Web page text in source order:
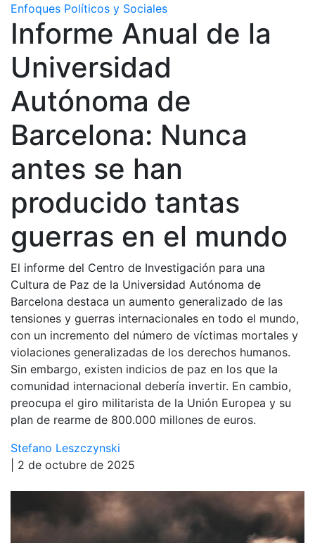
Enfoques Políticos y Sociales
Informe Anual de la
Universidad
Autónoma de
Barcelona: Nunca
antes se han
producido tantas
guerras en el mundo
El informe del Centro de Investigación para una
Cultura de Paz de la Universidad Autónoma de
Barcelona destaca un aumento generalizado de las
tensiones y guerras internacionales en todo el mundo,
con un incremento del número de víctimas mortales y
violaciones generalizadas de los derechos humanos.
Sin embargo, existen indicios de paz en los que la
comunidad internacional debería invertir. En cambio,
preocupa el giro militarista de la Unión Europea y su
plan de rearme de 800.000 millones de euros.
Stefano Leszczynski
| 2 de octubre de 2025